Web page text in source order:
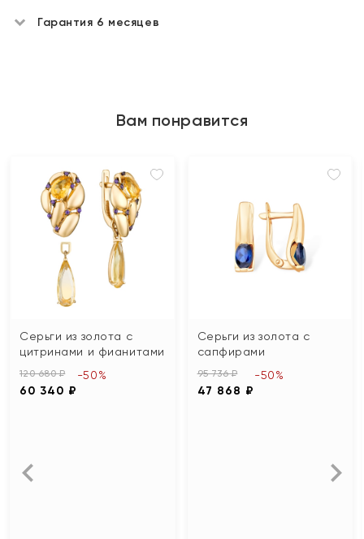
Гарантия 6 месяцев
Вам понравится
Серьги из золота с
цитринами и фианитами
120 680 ₽
60 340 ₽
-50%
Серьги из золота с
сапфирами
95 736 ₽
47 868 ₽
-50%